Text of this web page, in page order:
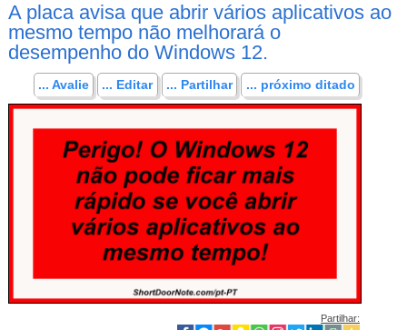
A placa avisa que abrir vários aplicativos ao
mesmo tempo não melhorará o
desempenho do Windows 12.
... Avalie ... Editar ... Partilhar ... próximo ditado
Partilhar: